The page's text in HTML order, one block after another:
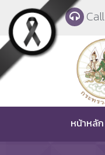
Skip to main content
หน้าหลัก